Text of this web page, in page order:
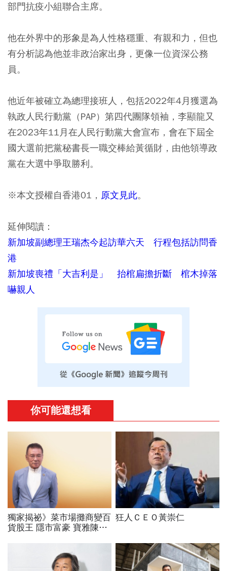
部門抗疫小組聯合主席。
他在外界中的形象是為人性格穩重、有親和力，但也
有分析認為他並非政治家出身，更像一位資深公務
員。
他近年被確立為總理接班人，包括2022年4月獲選為
執政人民行動黨（PAP）第四代團隊領袖，李顯龍又
在2023年11月在人民行動黨大會宣布，會在下屆全
國大選前把黨秘書長一職交棒給黃循財，由他領導政
黨在大選中爭取勝利。
※本文授權自香港01， 原文見此。
延伸閱讀：
新加坡副總理王瑞杰今起訪華六天 行程包括訪問香
港
新加坡喪禮「大吉利是」 抬棺扁擔折斷 棺木掉落
嚇親人